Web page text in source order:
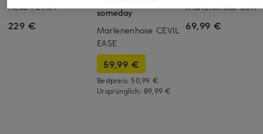
Hose PETRA
229 €
someday
Marlenenhose CEVIL
EASE
59,99 €
Bestpreis: 50,99 €
Ursprünglich: 89,99 €
Marlenehose SURY
69,99 €